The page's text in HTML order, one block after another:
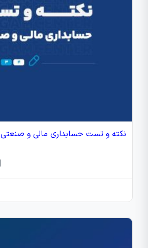
نکته و تست حسابداری مالی و صنعتی